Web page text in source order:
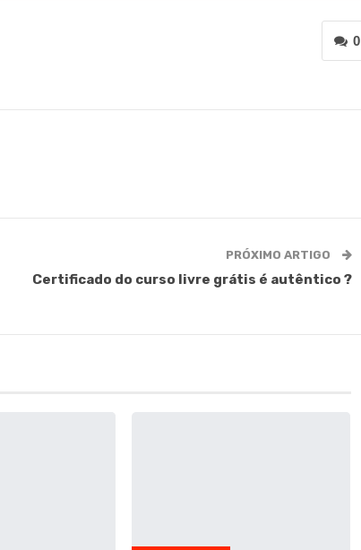
0
PRÓXIMO ARTIGO
Certificado do curso livre grátis é autêntico ?